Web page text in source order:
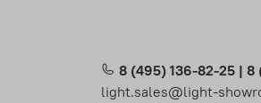
8 (495) 136-82-25 |
light.sales@light-